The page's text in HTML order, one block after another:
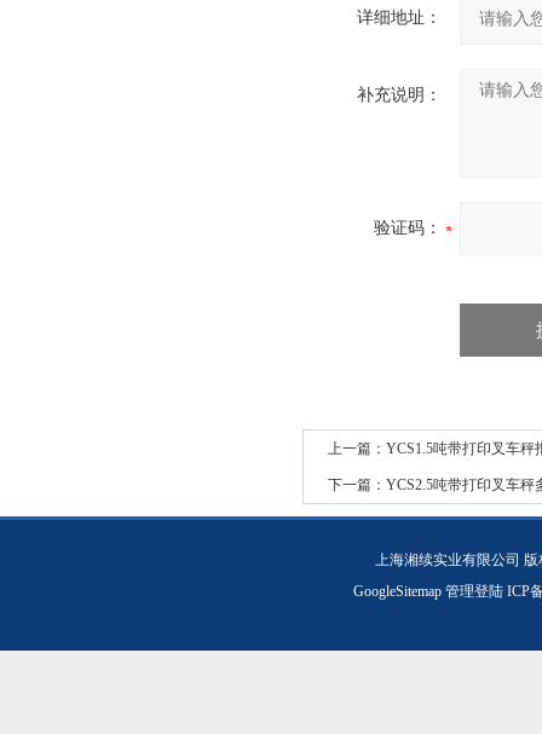
详细地址：
补充说明：
验证码：
上一篇： YCS1.5吨带打印叉车秤
下一篇： YCS2.5吨带打印叉车秤
上海湘续实业有限公司
GoogleSitemap 管理登陆ICP